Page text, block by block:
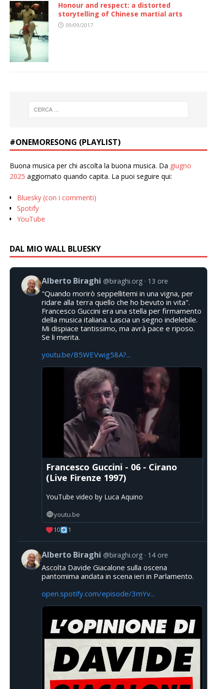
Honour and respect: a distorted
storytelling of Chinese martial arts
09/09/2017
#ONEMORESONG (PLAYLIST)
Buona musica per chi ascolta la buona musica. Da giugno
2025 aggiornato quando capita. La puoi seguire qui:
Bluesky (con i commenti)
Spotify
YouTube
DAL MIO WALL BLUESKY
Alberto Biraghi @biraghi.org 13 ore
"Quando morirò seppellitemi in una vigna, per
ridare alla terra quello che ho bevuto in vita".
Francesco Guccini era una stella per firmamento
della musica italiana. Lascia un segno indelebile.
Mi dispiace tantissimo, ma avrà pace e riposo.
Se li merita.
youtu.be/B5WEVwig58A?...
Francesco Guccini - 06 - Cirano
(Live Firenze 1997)
YouTube video by Luca Aquino
youtu.be
10
1
Alberto Biraghi @biraghi.org 14 ore
Ascolta Davide Giacalone sulla oscena
pantomima andata in scena ieri in Parlamento.
open.spotify.com/episode/3mYv...